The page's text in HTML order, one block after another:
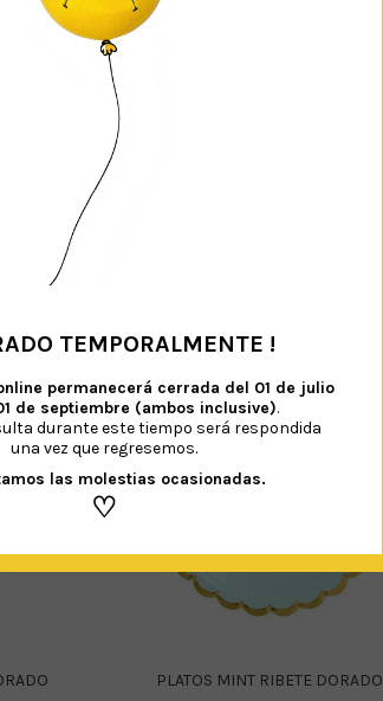
TE RECOMENDAMOS…
PLATOS MINT RIBETE DORADO
TEMPORALMENTE !
permanecerá cerrada del 01 de julio
de septiembre (ambos inclusive).
durante este tiempo será respondida
una vez que regresemos.
las molestias ocasionadas.
♡